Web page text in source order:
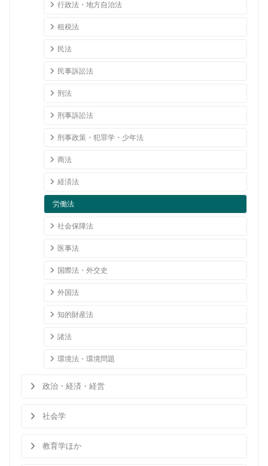
行政法・地方自治法
租税法
民法
民事訴訟法
刑法
刑事訴訟法
刑事政策・犯罪学・少年法
商法
経済法
労働法
社会保障法
医事法
国際法・外交史
外国法
知的財産法
諸法
環境法・環境問題
政治・経済・経営
社会学
教育学ほか